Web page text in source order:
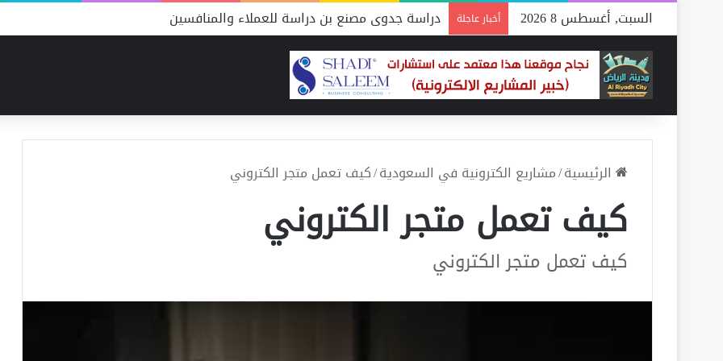
السبت, أغسطس 8 2026 أخبار عاجلة دراسة جدوى مصنع بن دراسة للعملاء والمنافسين
الرئيسية/مشاريع الكترونية في السعودية/كيف تعمل متجر الكتروني
كيف تعمل متجر الكتروني
كيف تعمل متجر الكتروني